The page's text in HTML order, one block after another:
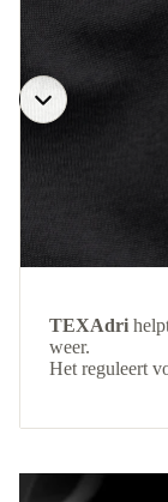
TEXAdri
weer.
Het reguleert